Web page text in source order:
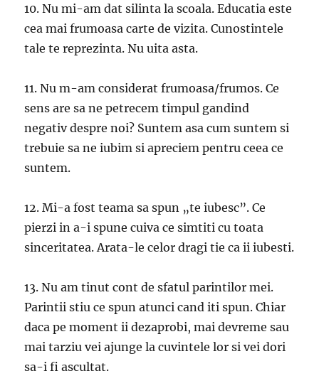
10. Nu mi-am dat silinta la scoala. Educatia este
cea mai frumoasa carte de vizita. Cunostintele
tale te reprezinta. Nu uita asta.
11. Nu m-am considerat frumoasa/frumos. Ce
sens are sa ne petrecem timpul gandind
negativ despre noi? Suntem asa cum suntem si
trebuie sa ne iubim si apreciem pentru ceea ce
suntem.
12. Mi-a fost teama sa spun „te iubesc”. Ce
pierzi in a-i spune cuiva ce simtiti cu toata
sinceritatea. Arata-le celor dragi tie ca ii iubesti.
13. Nu am tinut cont de sfatul parintilor mei.
Parintii stiu ce spun atunci cand iti spun. Chiar
daca pe moment ii dezaprobi, mai devreme sau
mai tarziu vei ajunge la cuvintele lor si vei dori
sa-i fi ascultat.